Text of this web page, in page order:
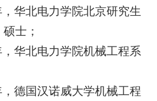
华北电力学院北京研究生
士；
华北电力学院机械工程系
德国汉诺威大学机械工程